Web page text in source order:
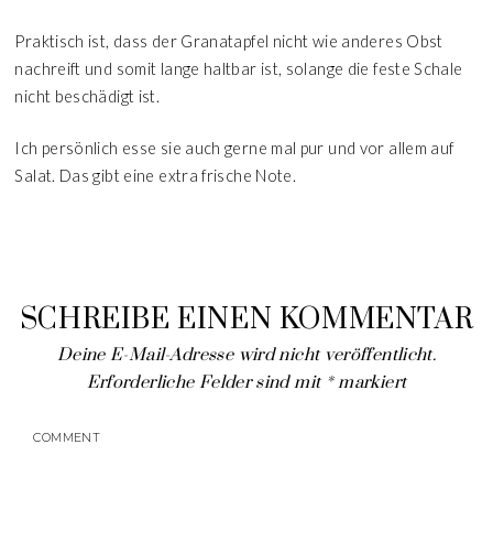
Praktisch ist, dass der Granatapfel nicht wie anderes Obst
nachreift und somit lange haltbar ist, solange die feste Schale
nicht beschädigt ist.
Ich persönlich esse sie auch gerne mal pur und vor allem auf
Salat. Das gibt eine extra frische Note.
SCHREIBE EINEN KOMMENTAR
Deine E-Mail-Adresse wird nicht veröffentlicht.
Erforderliche Felder sind mit *markiert